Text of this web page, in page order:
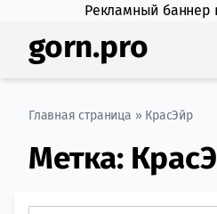
Рекламный баннер
gorn.pro
Главная страница » КрасЭйр
Метка: